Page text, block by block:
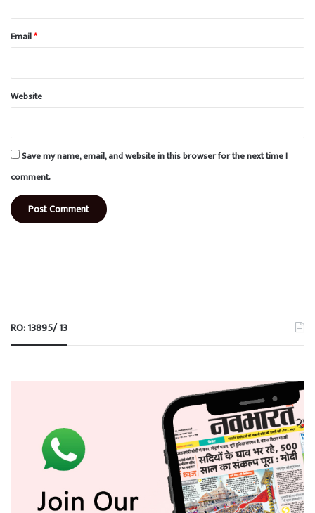
Email*
Website
Save my name, email, and website in this browser for the next time I
comment.
RO: 13895/ 13